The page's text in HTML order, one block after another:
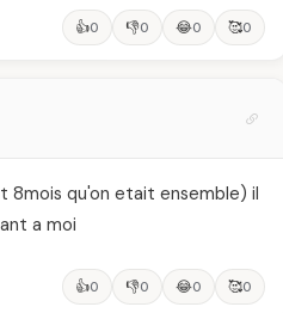
👍0 👎0 😂0 🥰0
8mois qu'on etait ensemble) il
a moi
👍0 👎0 😂0 🥰0